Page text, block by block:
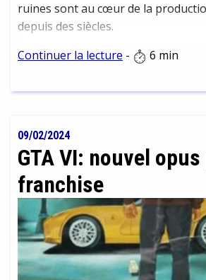
ruines sont au cœur de la
depuis des siècles.
Continuer la lecture - 6 min
09/02/2024
GTA VI: nouvel
franchise